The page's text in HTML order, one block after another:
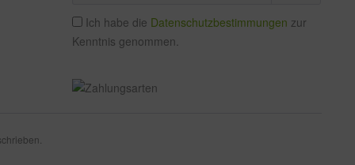
Ich habe die Datenschutzbestimmungen zur
Kenntnis genommen.